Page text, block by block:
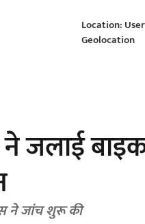
Location:
Geolocation
जलाई
ने जांच शुरू की